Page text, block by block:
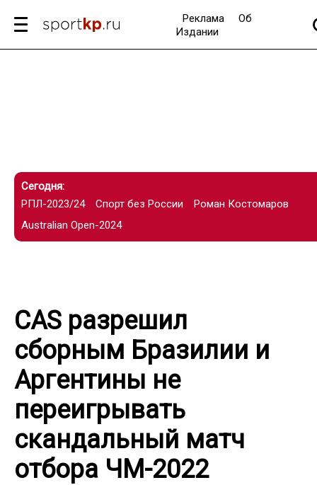
Реклама
Об
Издании
Сегодня:
РПЛ-2023/24
Спорт без России
Роман Костомаров
Australian Open-2024
CAS разрешил
сборным Бразилии и
Аргентины не
переигрывать
скандальный матч
отбора ЧМ-2022